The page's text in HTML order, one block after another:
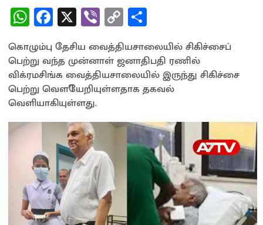
W
h
at
sA
p
p
Fa
ce
b
o
o
k
X Vi
b
er
C
o
py
Li
n
ar
e
கொழும்பு தேசிய வைத்தியசாலையில் சிகிச்சைப்
பெற்று வந்த முன்னாள் ஜனாதிபதி ரணில்
விக்ரமசிங்க வைத்தியசாலையில் இருந்து சிகிச்சை
பெற்று வௌியேறியுள்ளதாக தகவல்
வெளியாகியுள்ளது.